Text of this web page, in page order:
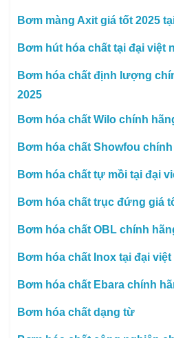
Bơm màng Axit giá tốt 2025
Bơm hút hóa chất tại đại việt
Bơm hóa chất định lượng
2025
Bơm hóa chất Wilo chính
Bơm hóa chất Showfou
Bơm hóa chất tự mồi tại đại
Bơm hóa chất trục đứng giá
Bơm hóa chất OBL chính
Bơm hóa chất Inox tại đại việt
Bơm hóa chất Ebara chính
Bơm hóa chất dạng từ